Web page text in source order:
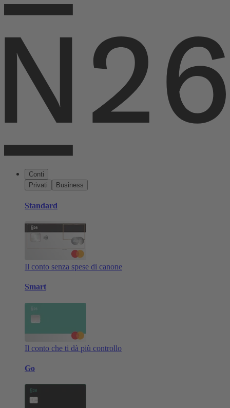
Conti
Privati
Business
Standard
Il conto senza spese di canone
Smart
Il conto che ti dà più controllo
Go